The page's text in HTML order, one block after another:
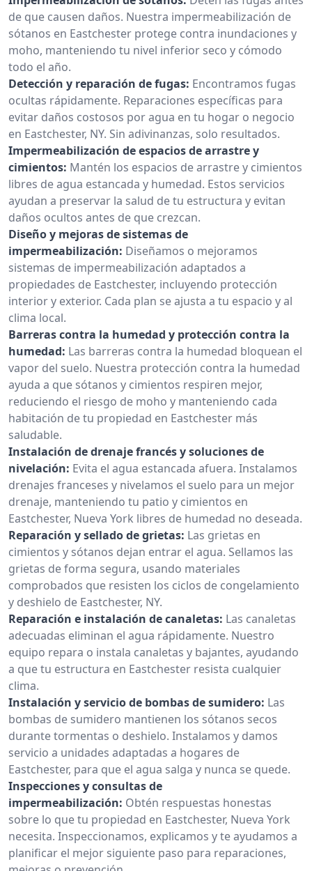
de que causen daños. Nuestra impermeabilización de
sótanos en Eastchester protege contra inundaciones y
moho, manteniendo tu nivel inferior seco y cómodo
todo el año.
Detección y reparación de fugas: Encontramos fugas
ocultas rápidamente. Reparaciones específicas para
evitar daños costosos por agua en tu hogar o negocio
en Eastchester, NY. Sin adivinanzas, solo resultados.
Impermeabilización de espacios de arrastre y
cimientos: Mantén los espacios de arrastre y cimientos
libres de agua estancada y humedad. Estos servicios
ayudan a preservar la salud de tu estructura y evitan
daños ocultos antes de que crezcan.
Diseño y mejoras de sistemas de
impermeabilización: Diseñamos o mejoramos
sistemas de impermeabilización adaptados a
propiedades de Eastchester, incluyendo protección
interior y exterior. Cada plan se ajusta a tu espacio y al
clima local.
Barreras contra la humedad y protección contra la
humedad: Las barreras contra la humedad bloquean el
vapor del suelo. Nuestra protección contra la humedad
ayuda a que sótanos y cimientos respiren mejor,
reduciendo el riesgo de moho y manteniendo cada
habitación de tu propiedad en Eastchester más
saludable.
Instalación de drenaje francés y soluciones de
nivelación: Evita el agua estancada afuera. Instalamos
drenajes franceses y nivelamos el suelo para un mejor
drenaje, manteniendo tu patio y cimientos en
Eastchester, Nueva York libres de humedad no deseada.
Reparación y sellado de grietas: Las grietas en
cimientos y sótanos dejan entrar el agua. Sellamos las
grietas de forma segura, usando materiales
comprobados que resisten los ciclos de congelamiento
y deshielo de Eastchester, NY.
Reparación e instalación de canaletas: Las canaletas
adecuadas eliminan el agua rápidamente. Nuestro
equipo repara o instala canaletas y bajantes, ayudando
a que tu estructura en Eastchester resista cualquier
clima.
Instalación y servicio de bombas de sumidero: Las
bombas de sumidero mantienen los sótanos secos
durante tormentas o deshielo. Instalamos y damos
servicio a unidades adaptadas a hogares de
Eastchester, para que el agua salga y nunca se quede.
Inspecciones y consultas de
impermeabilización: Obtén respuestas honestas
sobre lo que tu propiedad en Eastchester, Nueva York
necesita. Inspeccionamos, explicamos y te ayudamos a
planificar el mejor siguiente paso para reparaciones,